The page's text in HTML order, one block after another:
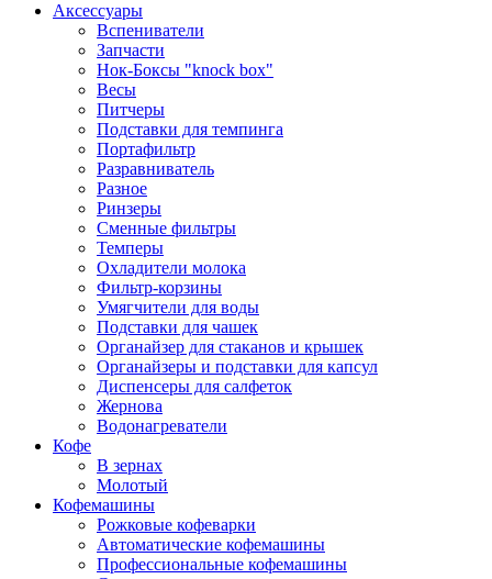
Аксессуары
Вспениватели
Запчасти
Нок-Боксы "knock box"
Весы
Питчеры
Подставки для темпинга
Портафильтр
Разравниватель
Разное
Ринзеры
Сменные фильтры
Темперы
Охладители молока
Фильтр-корзины
Умягчители для воды
Подставки для чашек
Органайзер для стаканов и крышек
Органайзеры и подставки для капсул
Диспенсеры для салфеток
Жернова
Водонагреватели
Кофе
В зернах
Молотый
Кофемашины
Рожковые кофеварки
Автоматические кофемашины
Профессиональные кофемашины